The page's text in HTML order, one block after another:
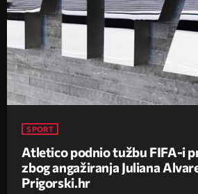
SPORT
Atletico podnio tužbu FIFA-i
zbog angažiranja Juliana
Prigorski.hr